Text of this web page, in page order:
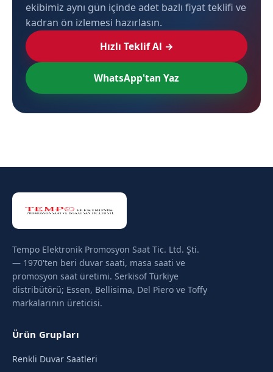
ekibimiz aynı gün içinde adet bazlı fiyat teklifi ve
kadran ön izlemesi hazırlasın.
Hızlı Teklif Al →
WhatsApp'tan Yaz
Tempo Elektronik Promosyon Saat Tic. Ltd. Şti.
— 1970'ten beri duvar saati, masa saati ve
promosyon saat üretimi. Serkisof Türkiye
distribütörü; Essen, Bellisima, Del Piero ve Toffy
markalarının üreticisi.
Ürün Grupları
Renkli Duvar Saatleri